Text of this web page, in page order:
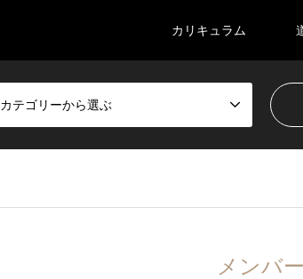
カリキュラム
カテゴリーから選ぶ
メンバ